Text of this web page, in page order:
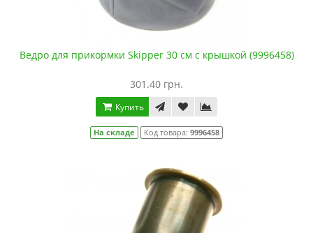
Ведро для прикормки Skipper 30 см с крышкой (9996458)
301.40 грн.
Купить
На складе Код товара: 9996458